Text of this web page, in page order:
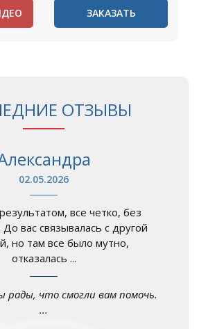
ЗАКАЗАТЬ
ОТЗЫВЫ
02.05.2026
все четко, без
вас связывалась с другой
но там все было мутно,
отказалась ...
рады, что смогли вам помочь.
...